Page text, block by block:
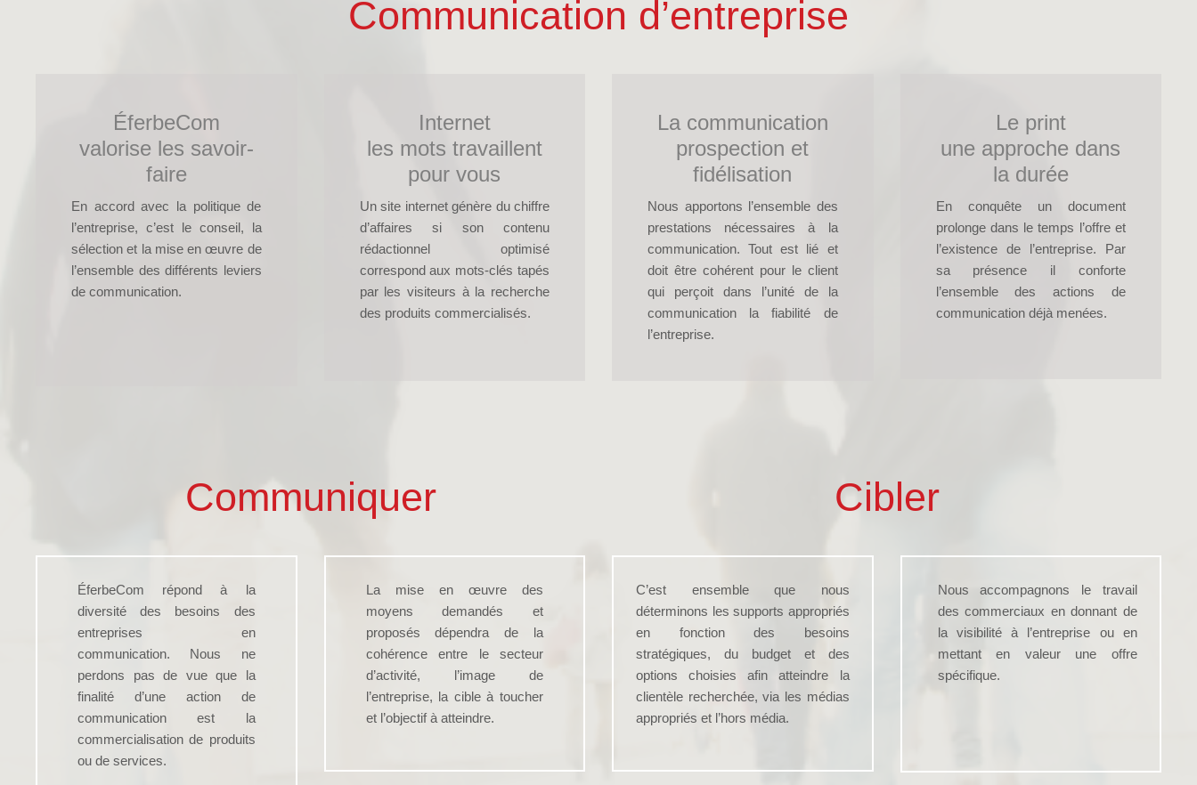
Communication d’entreprise
ÉferbeCom
valorise les savoir-
faire
En accord avec la politique de
l’entreprise, c’est le conseil, la
sélection et la mise en œuvre de
l’ensemble des différents leviers
de communication.
Internet
les mots travaillent
pour vous
Un site internet génère du chiffre
d’affaires si son contenu
rédactionnel optimisé
correspond aux mots-clés tapés
par les visiteurs à la recherche
des produits commercialisés.
La communication
prospection et
fidélisation
Nous apportons l’ensemble des
prestations nécessaires à la
communication. Tout est lié et
doit être cohérent pour le client
qui perçoit dans l’unité de la
communication la fiabilité de
l’entreprise.
Le print
une approche dans
la durée
En conquête un document
prolonge dans le temps l’offre et
l’existence de l’entreprise. Par
sa présence il conforte
l’ensemble des actions de
communication déjà menées.
Communiquer
ÉferbeCom répond à la
diversité des besoins des
entreprises en
communication. Nous ne
perdons pas de vue que la
finalité d’une action de
communication est la
commercialisation de produits
ou de services.
La mise en œuvre des
moyens demandés et
proposés dépendra de la
cohérence entre le secteur
d’activité, l’image de
l’entreprise, la cible à toucher
et l’objectif à atteindre.
Cibler
C’est ensemble que nous
déterminons les supports appropriés
en fonction des besoins
stratégiques, du budget et des
options choisies afin atteindre la
clientèle recherchée, via les médias
appropriés et l’hors média.
Nous accompagnons le travail
des commerciaux en donnant de
la visibilité à l’entreprise ou en
mettant en valeur une offre
spécifique.